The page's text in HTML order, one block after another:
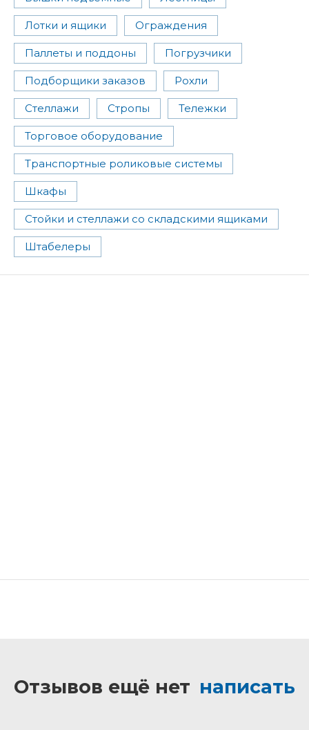
Лотки и ящики Ограждения
Паллеты и поддоны Погрузчики
Подборщики заказов Рохли
Стеллажи Стропы Тележки
Торговое оборудование
Транспортные роликовые системы
Шкафы
Стойки и стеллажи со складскими ящиками
Штабелеры
Отзывов ещё нет написать